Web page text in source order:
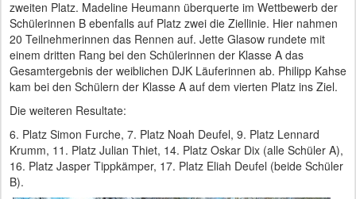
zweiten Platz. Madeline Heumann überquerte im Wettbewerb der
Schülerinnen B ebenfalls auf Platz zwei die Ziellinie. Hier nahmen
20 Teilnehmerinnen das Rennen auf. Jette Glasow rundete mit
einem dritten Rang bei den Schülerinnen der Klasse A das
Gesamtergebnis der weiblichen DJK Läuferinnen ab. Philipp Kahse
kam bei den Schülern der Klasse A auf dem vierten Platz ins Ziel.
Die weiteren Resultate:
6. Platz Simon Furche, 7. Platz Noah Deufel, 9. Platz Lennard
Krumm, 11. Platz Julian Thiet, 14. Platz Oskar Dix (alle Schüler A),
16. Platz Jasper Tippkämper, 17. Platz Eliah Deufel (beide Schüler
B).